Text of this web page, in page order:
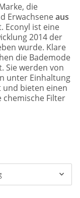
die
Erwachseneaus
Econyl ist eine
2014 der
wurde. Klare
die Bademode
Sie werden von
unter Einhaltung
bieten einen
chemische Filter